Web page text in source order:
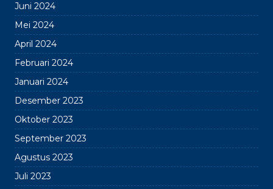
Juni 2024
Mei 2024
April 2024
Februari 2024
Januari 2024
Desember 2023
Oktober 2023
September 2023
Agustus 2023
Juli 2023